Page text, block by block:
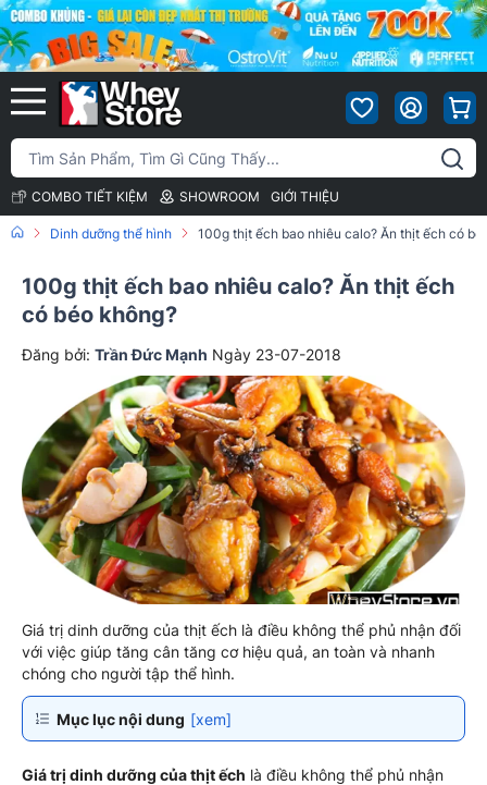
COMBO TIẾT KIỆM SHOWROOM GIỚI THIỆU
Dinh dưỡng thể hình 100g thịt ếch bao nhiêu calo? Ăn thịt ếch có
100g thịt ếch bao nhiêu calo? Ăn thịt ếch
có béo không?
Đăng bởi: Trần Đức Mạnh Ngày 23-07-2018
Giá trị dinh dưỡng của thịt ếch là điều không thể phủ nhận đối
với việc giúp tăng cân tăng cơ hiệu quả, an toàn và nhanh
chóng cho người tập thể hình.
Mục lục nội dung [xem]
Giá trị dinh dưỡng của thịt ếch là điều không thể phủ nhận